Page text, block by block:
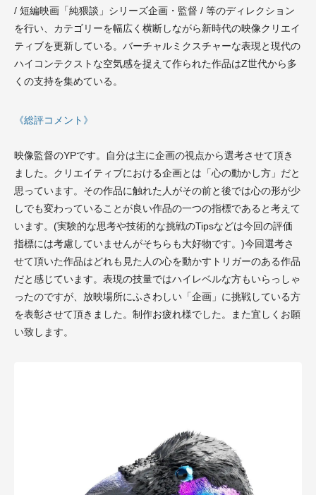
/ 短編映画「純猥談」シリーズ企画・監督 / 等のディレクション
を行い、カテゴリーを幅広く横断しながら新時代の映像クリエイ
ティブを更新している。バーチャルミクスチャーな表現と現代の
ハイコンテクストな空気感を捉えて作られた作品はZ世代から多
くの支持を集めている。
《総評コメント》
映像監督のYPです。自分は主に企画の視点から選考させて頂き
ました。クリエイティブにおける企画とは「心の動かし方」だと
思っています。その作品に触れた人がその前と後では心の形が少
しでも変わっていることが良い作品の一つの指標であると考えて
います。(実験的な思考や技術的な挑戦のTipsなどは今回の評価
指標には考慮していませんがそちらも大好物です。)今回選考さ
せて頂いた作品はどれも見た人の心を動かすトリガーのある作品
だと感じています。表現の技量ではハイレベルな方もいらっしゃ
ったのですが、放映場所にふさわしい「企画」に挑戦している方
を表彰させて頂きました。制作お疲れ様でした。また宜しくお願
い致します。